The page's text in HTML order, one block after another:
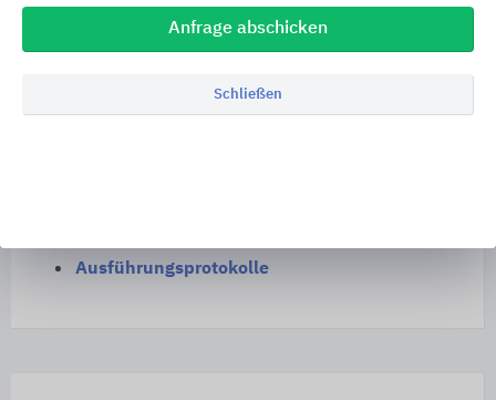
Kontakt:objektmanagement@schomburg.de
Profitieren Sie in der Praxis über die Kompetenz
Ausführungsprotokolle
Anfrage abschicken
Schließen